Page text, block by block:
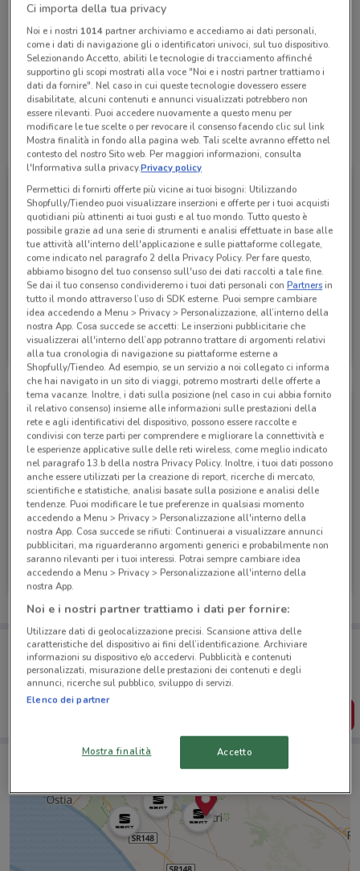
Lunedì n.d.
Martedì n.d.
Mercoledì n.d.
Giovedì n.d.
Venerdì n.d.
Sabato n.d.
Domenica n.d.
Autovelletri S.R.L.
Tutte le promozioni di questo negozio
SEAT
Scade il 31/12
SEAT
Scade il 31/12
SEAT
Porta DoveConviene sempre con te!
Puoi trovare le migliori offerte dei negozi vicino a te,
salvarle e creare la tua lista del risparmio, comodamente
dal tuo cellulare.
Ci importa della tua privacy
Noi e i nostri 1014partner archiviamo e accediamo ai dati personali,
come i dati di navigazione gli o identificatori univoci, sul tuo dispositivo.
Selezionando Accetto, abiliti le tecnologie di tracciamento affinché
supportino gli scopi mostrati alla voce "Noi e i nostri partner trattiamo i
dati da fornire". Nel caso in cui queste tecnologie dovessero essere
disabilitate, alcuni contenuti e annunci visualizzati potrebbero non
essere rilevanti. Puoi accedere nuovamente a questo menu per
modificare le tue scelte o per revocare il consenso facendo clic sul link
Mostra finalità in fondo alla pagina web. Tali scelte avranno effetto nel
contesto del nostro Sito web. Per maggiori informazioni, consulta
l'Informativa sulla privacy.Privacy policy
Permettici di fornirti offerte più vicine ai tuoi bisogni: Utilizzando
Shopfully/Tiendeo puoi visualizzare inserzioni e offerte per i tuoi acquisti
quotidiani più attinenti ai tuoi gusti e al tuo mondo. Tutto questo è
possibile grazie ad una serie di strumenti e analisi effettuate in base alle
tue attività all'interno dell'applicazione e sulle piattaforme collegate,
come indicato nel paragrafo 2 della Privacy Policy. Per fare questo,
abbiamo bisogno del tuo consenso sull'uso dei dati raccolti a tale fine.
Se dai il tuo consenso condivideremo i tuoi dati personali conPartnersin
tutto il mondo attraverso l’uso di SDK esterne. Puoi sempre cambiare
idea accedendo a Menu > Privacy > Personalizzazione, all’interno della
nostra App. Cosa succede se accetti: Le inserzioni pubblicitarie che
visualizzerai all'interno dell’app potranno trattare di argomenti relativi
alla tua cronologia di navigazione su piattaforme esterne a
Shopfully/Tiendeo. Ad esempio, se un servizio a noi collegato ci informa
che hai navigato in un sito di viaggi, potremo mostrarti delle offerte a
tema vacanze. Inoltre, i dati sulla posizione (nel caso in cui abbia fornito
il relativo consenso) insieme alle informazioni sulle prestazioni della
rete e agli identificativi del dispositivo, possono essere raccolte e
condivisi con terze parti per comprendere e migliorare la connettività e
le esperienze applicative sulle delle reti wireless, come meglio indicato
nel paragrafo 13.b della nostra Privacy Policy. Inoltre, i tuoi dati possono
anche essere utilizzati per la creazione di report, ricerche di mercato,
scientifiche e statistiche, analisi basate sulla posizione e analisi delle
tendenze. Puoi modificare le tue preferenze in qualsiasi momento
accedendo a Menu > Privacy > Personalizzazione all'interno della
nostra App. Cosa succede se rifiuti: Continuerai a visualizzare annunci
pubblicitari, ma riguarderanno argomenti generici e probabilmente non
saranno rilevanti per i tuoi interessi. Potrai sempre cambiare idea
accedendo a Menu > Privacy > Personalizzazione all'interno della
nostra App.
Noi e i nostri partner trattiamo i dati per fornire:
Utilizzare dati di geolocalizzazione precisi. Scansione attiva delle
caratteristiche del dispositivo ai fini dell’identificazione. Archiviare
informazioni su dispositivo e/o accedervi. Pubblicità e contenuti
personalizzati, misurazione delle prestazioni dei contenuti e degli
annunci, ricerche sul pubblico, sviluppo di servizi.
Elenco dei partner
Mostra finalità Accetto